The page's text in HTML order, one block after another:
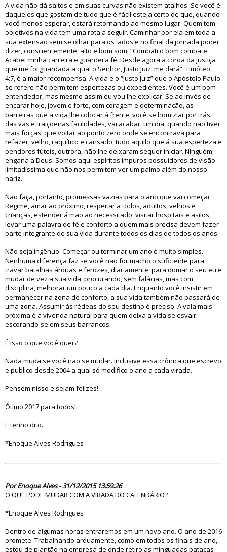
A vida não dá saltos e em suas curvas não existem atalhos. Se você é
daqueles que gostam de tudo que é fácil esteja certo de que, quando
você menos esperar, estará retornando ao mesmo lugar. Quem tem
objetivos na vida tem uma rota a seguir. Caminhar por ela em toda a
sua extensão sem se olhar para os lados e no final da jornada poder
dizer, conscientemente, alto e bom som, “Combati o bom combate.
Acabei minha carreira e guardei a fé. Desde agora a coroa da justiça
que me foi guardada a qual o Senhor, Justo Juiz, me dará”. Timóteo,
4:7, é a maior recompensa. A vida e o “Justo Juiz” que o Apóstolo Paulo
se refere não permitem espertezas ou expedientes. Você é um bom
entendedor, mas mesmo assim eu vou lhe explicar. Se ao invés de
encarar hoje, jovem e forte, com coragem e determinação, as
barreiras que a vida lhe colocar á frente, você se homiziar por trás
das vãs e traiçoeiras facilidades, vai acabar, um dia, quando não tiver
mais forças, que voltar ao ponto zero onde se encontrava para
refazer, velho, raquítico e cansado, tudo aquilo que á sua esperteza e
pendores fúteis, outrora, não lhe deixaram sequer iniciar. Ninguém
engana a Deus. Somos aqui espíritos impuros possuidores de visão
limitadíssima que não nos permitem ver um palmo além do nosso
nariz.
Não faça, portanto, promessas vazias para o ano que vai começar.
Regime, amar ao próximo, respeitar a todos, adultos, velhos e
crianças, estender á mão ao necessitado, visitar hospitais e asilos,
levar uma palavra de fé e conforto a quem mais precisa devem fazer
parte integrante de sua vida durante todos os dias de todos os anos.
Não seja ingênuo. Começar ou terminar um ano é muito simples.
Nenhuma diferença faz se você não for macho o suficiente para
travar batalhas árduas e ferozes, diariamente, para domar o seu eu e
mudar de vez a sua vida, procurando, sem falácias, mas com
disciplina, melhorar um pouco a cada dia. Enquanto você insistir em
permanecer na zona de conforto, a sua vida também não passará de
uma zona. Assumir ás rédeas do seu destino é preciso. A vala mais
próxima é a vivenda natural para quem deixa a vida se esvair
escorando-se em seus barrancos.
É isso o que você quer?
Nada muda se você não se mudar. Inclusive essa crônica que escrevo
e publico desde 2004 a qual só modifico o ano a cada virada.
Pensem nisso e sejam felizes!
Ótimo 2017 para todos!
E tenho dito.
*Enoque Alves Rodrigues
Por Enoque Alves - 31/12/2015 13:59:26
O QUE PODE MUDAR COM A VIRADA DO CALENDÁRIO?
*Enoque Alves Rodrigues
Dentro de algumas horas entraremos em um novo ano. O ano de 2016
promete. Trabalhando arduamente, como em todos os finais de ano,
estou de plantão na empresa de onde retiro as minguadas patacas